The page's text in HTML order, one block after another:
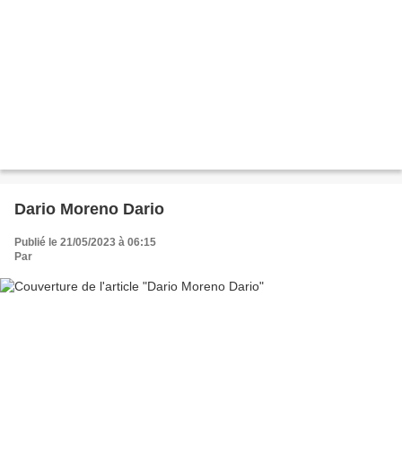
Dario Moreno Dario
Publié le 21/05/2023 à 06:15
Par